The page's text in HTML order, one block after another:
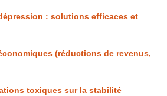
: solutions efficaces et
(réductions de revenus,
toxiques sur la stabilité